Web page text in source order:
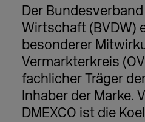
Der
Wirtschaft (BVDW)
besonderer
Vermarkterkreis
fachlicher Träger
Inhaber der Marke.
DMEXCO ist die